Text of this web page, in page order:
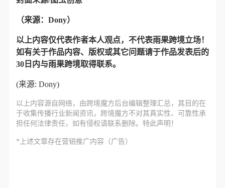
（来源：Dony）
以上内容仅代表作者本人观点，不代表雨果跨境立场！
如有关于作品内容、版权或其它问题请于作品发表后的
30日内与雨果跨境取得联系。
(来源: Dony)
以上内容源自网络，由跨境魔方后台编辑整理汇总，其目的在
于收集传播行业新闻资讯，跨境魔方不对其真实性、可靠性承
担任何法律责任，如有侵权请联系删除。特此声明！
*上述文章存在营销推广内容（广告）